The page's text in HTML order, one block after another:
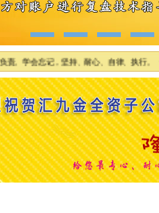
记，坚持、耐心、自律、执行。